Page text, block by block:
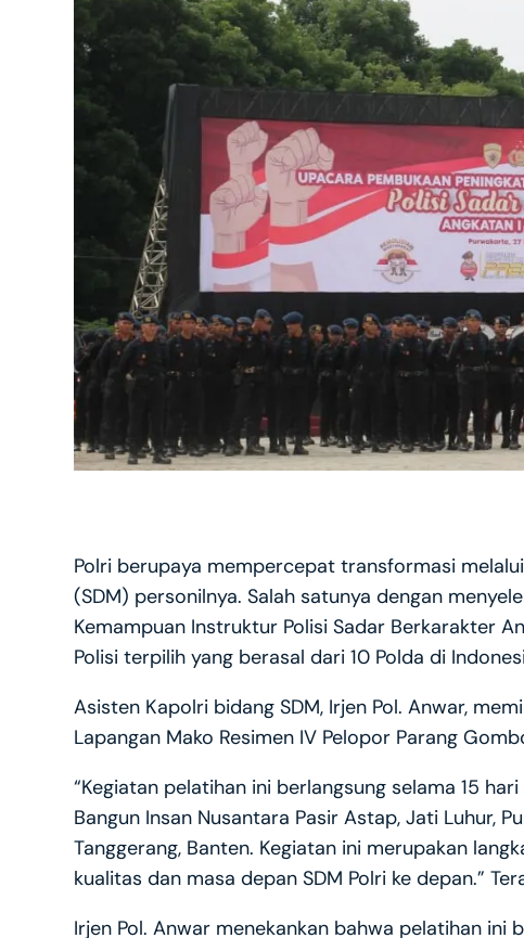
Polri berupaya mempercepat transformasi
(SDM) personilnya. Salah satunya dengan
Kemampuan Instruktur Polisi Sadar Berkarakter
Polisi terpilih yang berasal dari 10 Polda di
Asisten Kapolri bidang SDM, Irjen Pol. Anwar,
Lapangan Mako Resimen IV Pelopor Parang
“Kegiatan pelatihan ini berlangsung selama 15
Bangun Insan Nusantara Pasir Astap, Jati Luhur,
Tanggerang, Banten. Kegiatan ini merupakan
kualitas dan masa depan SDM Polri ke depan.”
Irjen Pol. Anwar menekankan bahwa pelatihan